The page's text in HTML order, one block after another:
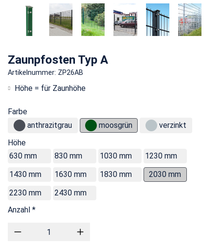
Zaunpfosten Typ A
Artikelnummer: ZP26AB
Höhe = für Zaunhöhe
Farbe
anthrazitgrau
moosgrün
verzinkt
Höhe
630 mm
830 mm 1030 mm
1230 mm
1430 mm
1630 mm 1830 mm
2030 mm
2230 mm
2430 mm
Anzahl *